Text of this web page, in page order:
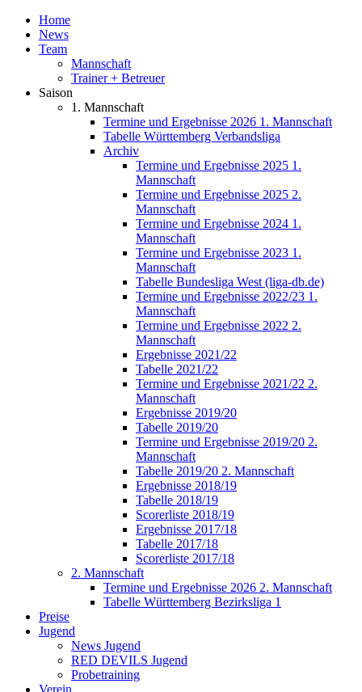
Home
News
Team
Mannschaft
Trainer + Betreuer
Saison
1. Mannschaft
Termine und Ergebnisse 2026 1. Mannschaft
Tabelle Württemberg Verbandsliga
Archiv
Termine und Ergebnisse 2025 1.
Mannschaft
Termine und Ergebnisse 2025 2.
Mannschaft
Termine und Ergebnisse 2024 1.
Mannschaft
Termine und Ergebnisse 2023 1.
Mannschaft
Tabelle Bundesliga West (liga-db.de)
Termine und Ergebnisse 2022/23 1.
Mannschaft
Termine und Ergebnisse 2022 2.
Mannschaft
Ergebnisse 2021/22
Tabelle 2021/22
Termine und Ergebnisse 2021/22 2.
Mannschaft
Ergebnisse 2019/20
Tabelle 2019/20
Termine und Ergebnisse 2019/20 2.
Mannschaft
Tabelle 2019/20 2. Mannschaft
Ergebnisse 2018/19
Tabelle 2018/19
Scorerliste 2018/19
Ergebnisse 2017/18
Tabelle 2017/18
Scorerliste 2017/18
2. Mannschaft
Termine und Ergebnisse 2026 2. Mannschaft
Tabelle Württemberg Bezirksliga 1
Preise
Jugend
News Jugend
RED DEVILS Jugend
Probetraining
Verein